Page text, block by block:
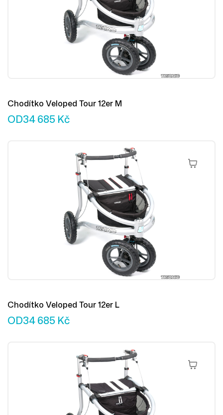
Chodítko Veloped Tour 12er M
OD34 685 Kč
Výběr
Chodítko Veloped Tour 12er L
OD34 685 Kč
Výběr